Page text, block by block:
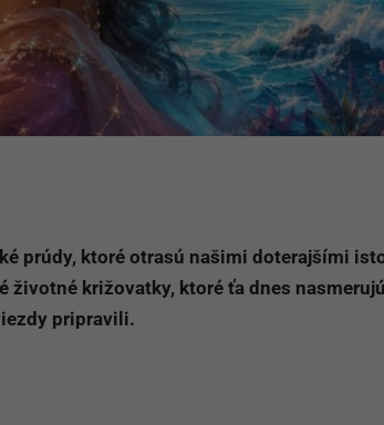
prúdy, ktoré otrasú našimi doterajšími
životné križovatky, ktoré ťa dnes
pripravili.